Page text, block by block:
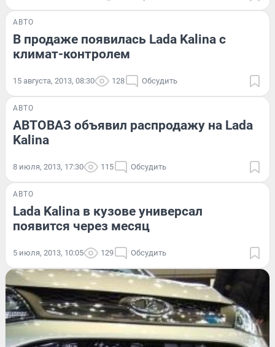
АВТО
В продаже появилась Lada Kalina с
климат-контролем
15 августа, 2013, 08:30 128 Обсудить
АВТО
АВТОВАЗ объявил распродажу на Lada
Kalina
8 июля, 2013, 17:30 115 Обсудить
АВТО
Lada Kalina в кузове универсал
появится через месяц
5 июля, 2013, 10:05 129 Обсудить